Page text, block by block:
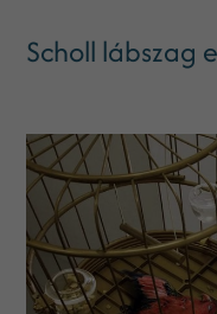
Scholl lábszag